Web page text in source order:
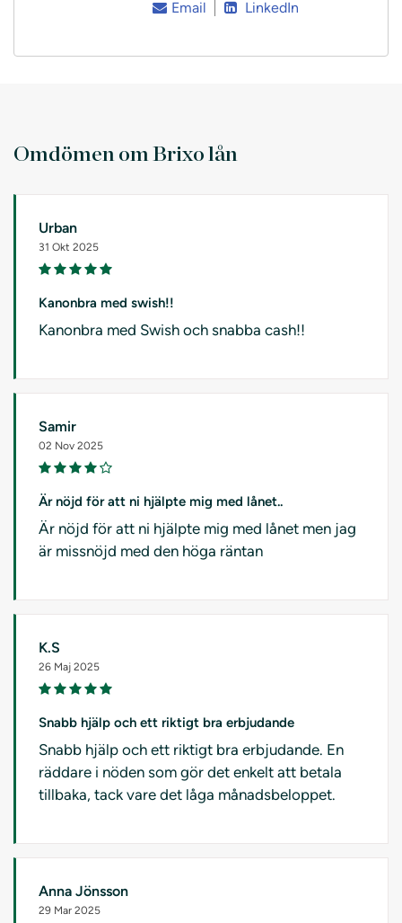
Email LinkedIn
Omdömen om Brixo lån
Urban
31 Okt 2025
Kanonbra med swish!!
Kanonbra med Swish och snabba cash!!
Samir
02 Nov 2025
Är nöjd för att ni hjälpte mig med lånet..
Är nöjd för att ni hjälpte mig med lånet men jag
är missnöjd med den höga räntan
K.S
26 Maj 2025
Snabb hjälp och ett riktigt bra erbjudande
Snabb hjälp och ett riktigt bra erbjudande. En
räddare i nöden som gör det enkelt att betala
tillbaka, tack vare det låga månadsbeloppet.
Anna Jönsson
29 Mar 2025